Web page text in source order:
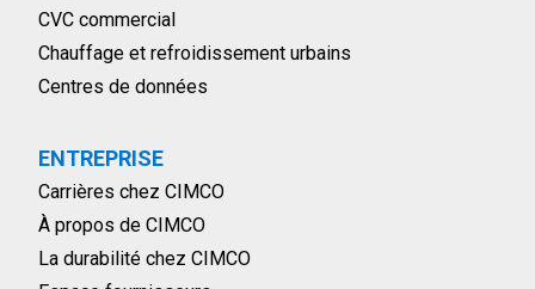
CVC commercial
Chauffage et refroidissement urbains
Centres de données
ENTREPRISE
Carrières chez CIMCO
À propos de CIMCO
La durabilité chez CIMCO